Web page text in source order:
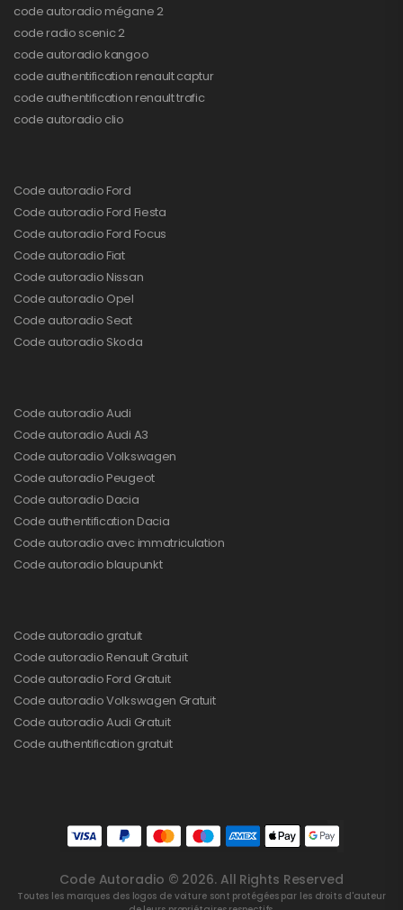
code autoradio mégane 2
code radio scenic 2
code autoradio kangoo
code authentification renault captur
code authentification renault trafic
code autoradio clio
Code autoradio Ford
Code autoradio Ford Fiesta
Code autoradio Ford Focus
Code autoradio Fiat
Code autoradio Nissan
Code autoradio Opel
Code autoradio Seat
Code autoradio Skoda
Code autoradio Audi
Code autoradio Audi A3
Code autoradio Volkswagen
Code autoradio Peugeot
Code autoradio Dacia
Code authentification Dacia
Code autoradio avec immatriculation
Code autoradio blaupunkt
Code autoradio gratuit
Code autoradio Renault Gratuit
Code autoradio Ford Gratuit
Code autoradio Volkswagen Gratuit
Code autoradio Audi Gratuit
Code authentification gratuit
Code Autoradio © 2026. All Rights Reserved
Toutes les marques des logos de voiture sont protégées par les droits d'auteur